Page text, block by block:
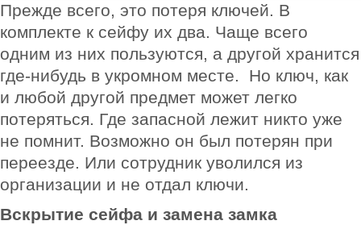
Прежде всего, это потеря ключей. В
комплекте к сейфу их два. Чаще всего
одним из них пользуются, а другой хранится
где-нибудь в укромном месте. Но ключ, как
и любой другой предмет может легко
потеряться. Где запасной лежит никто уже
не помнит. Возможно он был потерян при
переезде. Или сотрудник уволился из
организации и не отдал ключи.
Вскрытие сейфа и замена замка